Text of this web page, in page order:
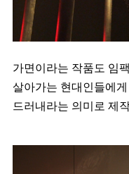
가면이라는 작품도 임
살아가는 현대인들에
드러내라는 의미로 제